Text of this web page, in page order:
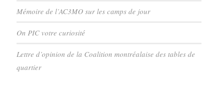
Mémoire de l’AC3MO sur les camps de jour
On PIC votre curiosité
Lettre d’opinion de la Coalition montréalaise des tables de
quartier